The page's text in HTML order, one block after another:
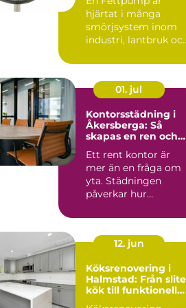
hjärtat i många
smörjsystem inom
industri, lantbruk
maskiner går...
01. jul
Kontorsstädning i
Åkersberga: Så
skapas en ren och
Ett rent kontor är
mer än en fråga om
yta. Städningen
påverkar hur
12. jun
Köksrenovering i
Halmstad: Från
kök till funktionell